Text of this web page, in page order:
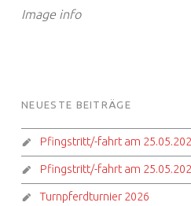
Image info
FOOTER SIDEBAR
NEUESTE BEITRÄGE
Pfingstritt/-fahrt am
Pfingstritt/-fahrt am
Turnpferdturnier 2026